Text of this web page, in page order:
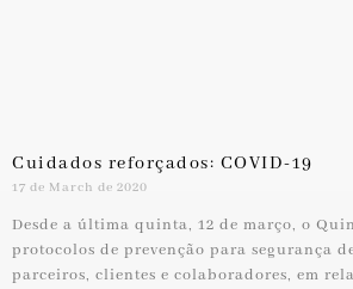
Cuidados reforçados: COVID-19
17 de March de 2020
Desde a última quinta, 12 de março, o
protocolos de prevenção para segurança
parceiros, clientes e colaboradores, em